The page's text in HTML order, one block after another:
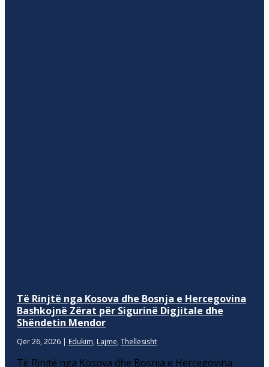
Të Rinjtë nga Kosova dhe Bosnja e Hercegovina
Bashkojnë Zërat për Sigurinë Digjitale dhe
Shëndetin Mendor
Qer 26, 2026 | Edukim, Lajme, Thellesisht
Të Rinjtë nga Kosova dhe Bosnja e Hercegovina